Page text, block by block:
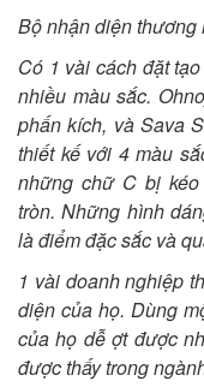
Bộ nhận diện thương
Có 1 vài cách đặt
nhiều màu sắc.
phấn kích, và Sava
thiết kế với 4 màu
những chữ C bị
tròn. Những hình
là điểm đặc sắc và
1 vài doanh nghiệp
diện của họ. Dùng
của họ dễ ợt được
được thấy trong